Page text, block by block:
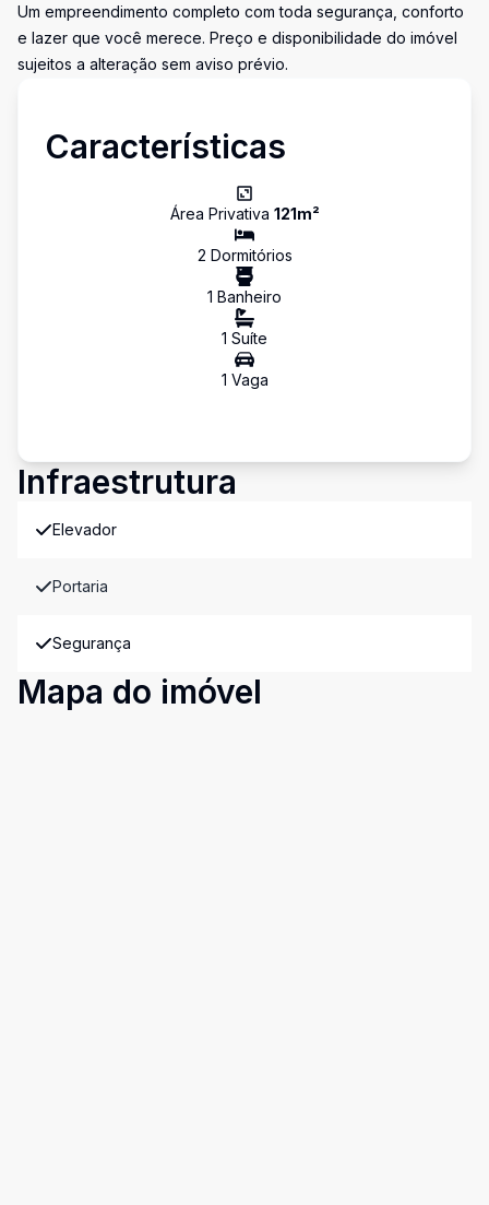
Um empreendimento completo com toda segurança, conforto
e lazer que você merece. Preço e disponibilidade do imóvel
sujeitos a alteração sem aviso prévio.
Características
Área Privativa 121m²
2 Dormitórios
1 Banheiro
1 Suíte
1 Vaga
Infraestrutura
Elevador
Portaria
Segurança
Mapa do imóvel